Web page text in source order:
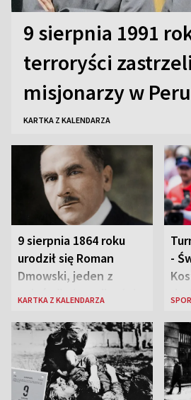
9 sierpnia 1991
terroryści
misjonarzy w Peru
KARTKA Z KALENDARZA
9 sierpnia 1864 roku
urodził się Roman
Dmowski, jeden z
„ojców” niepodległej
KARTKA Z KALENDARZA
-
do